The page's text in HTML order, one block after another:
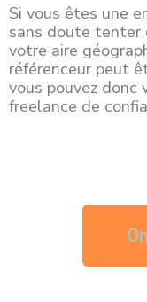
Si vous êtes une
sans doute tenter
votre aire
référenceur peut
vous pouvez donc
freelance de